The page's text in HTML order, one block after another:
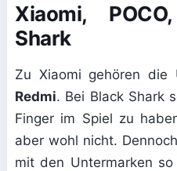
Xiaomi,
Shark
Zu Xiaomi gehören die
Redmi. Bei Black Shark
Finger im Spiel zu
aber wohl nicht.
mit den Untermarken